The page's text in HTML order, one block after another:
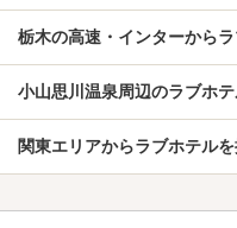
栃木の高速・インターから
小山思川温泉周辺のラブホ
関東エリアからラブホテル